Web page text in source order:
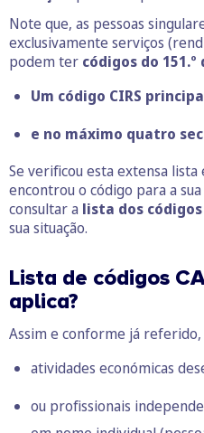
Note que, as pessoas
exclusivamente serviços
podem ter códigos do 151.º
Um código CIRS
e no máximo quatro
Se verificou esta extensa lista
encontrou o código para a
consultar a lista dos códigos
sua situação.
Lista de códigos
aplica?
Assim e conforme já referido,
atividades económicas
ou profissionais